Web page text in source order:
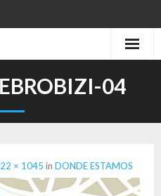
04
× 1045 in DONDE ESTAMOS